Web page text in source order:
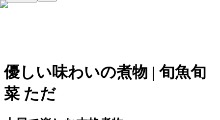
優しい味わいの煮物 | 旬魚旬
菜 ただ